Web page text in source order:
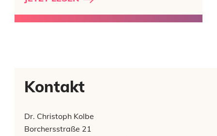
Kontakt
Dr. Christoph Kolbe
Borchersstraße 21